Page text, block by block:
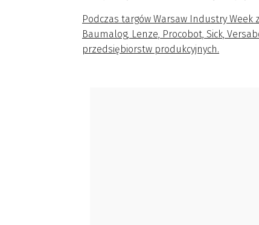
Podczas targów Warsaw Industry
Baumalog, Lenze, Procobot, Sick,
przedsiębiorstw produkcyjnych.